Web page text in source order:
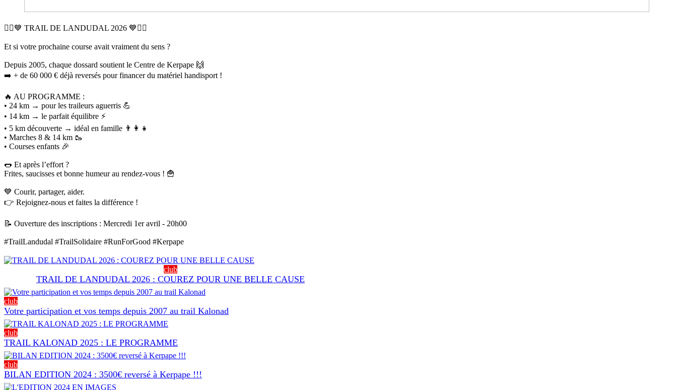
🏃‍♂️💙 TRAIL DE LANDUDAL 2026 💙🏃‍♀️
Et si votre prochaine course avait vraiment du sens ?
Depuis 2005, chaque dossard soutient le Centre de Kerpape 🙌
➡️ + de 60 000 € déjà reversés pour financer du matériel handisport !
🔥 AU PROGRAMME :
• 24 km → pour les traileurs aguerris 💪
• 14 km → le parfait équilibre ⚡
• 5 km découverte → idéal en famille 👨‍👩‍👧
• Marches 8 & 14 km 🥾
• Courses enfants 🎉
🌭 Et après l’effort ?
Frites, saucisses et bonne humeur au rendez-vous ! 🍟
💙 Courir, partager, aider.
👉 Rejoignez-nous et faites la différence !
📝 Ouverture des inscriptions : Mercredi 1er avril - 20h00
#TrailLandudal #TrailSolidaire #RunForGood #Kerpape
club
TRAIL DE LANDUDAL 2026 : COUREZ POUR UNE BELLE CAUSE
club
Votre participation et vos temps depuis 2007 au trail Kalonad
club
TRAIL KALONAD 2025 : LE PROGRAMME
club
BILAN EDITION 2024 : 3500€ reversé à Kerpape !!!